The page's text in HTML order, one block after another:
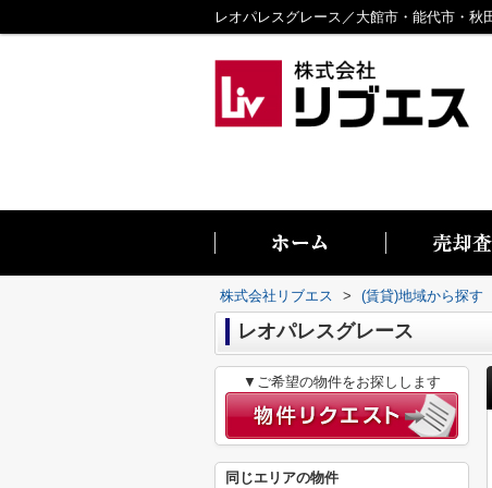
株式会社リブエス > (賃貸)地域から探す
レオパレスグレース
▼ご希望の物件をお探しします
同じエリアの物件